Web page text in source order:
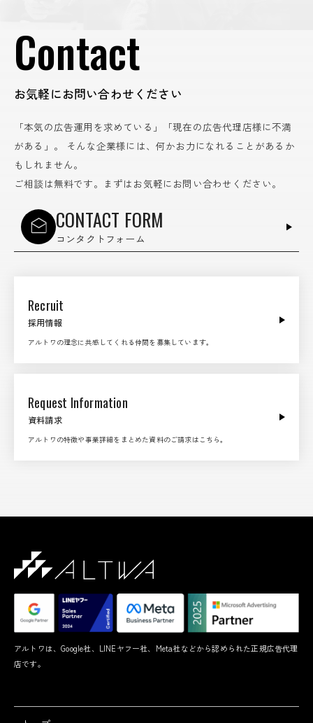
Contact
お気軽にお問い合わせください
「本気の広告運用を求めている」「現在の広告代理店様に不満
がある」。
そんな企業様には、何かお力になれることがあるか
もしれません。
ご相談は無料です。まずはお気軽にお問い合わせください。
CONTACT FORM
コンタクトフォーム
Recruit
採用情報
アルトワの理念に共感してくれる仲間を募集しています。
Request Information
資料請求
アルトワの特徴や事業詳細をまとめた資料のご請求はこちら。
アルトワは、Google社、LINEヤフー社、Meta社などから認められた正規広告代理
店です。